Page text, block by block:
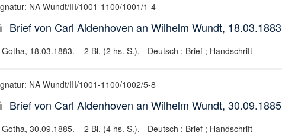
NA Wundt/III/1001-1100/1001/1-4
Brief von Carl Aldenhoven an Wilhelm Wundt, 18.03.1883
Gotha, 18.03.1883. – 2 Bl. (2 hs. S.). - Deutsch ; Brief ; Handschrift
NA Wundt/III/1001-1100/1002/5-8
Brief von Carl Aldenhoven an Wilhelm Wundt, 30.09.1885
Gotha, 30.09.1885. – 2 Bl. (4 hs. S.). - Deutsch ; Brief ; Handschrift